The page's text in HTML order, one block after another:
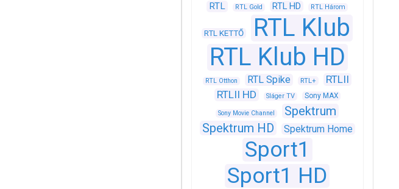
RTL RTL Gold RTL HD RTL Három
RTL KETTŐ
RTL Klub
RTL Klub HD
RTL Otthon RTL Spike RTL+
RTLII
RTLII HD
Sláger TV Sony MAX
Sony Movie Channel
Spektrum
Spektrum HD
Spektrum Home
Sport1
Sport1 HD